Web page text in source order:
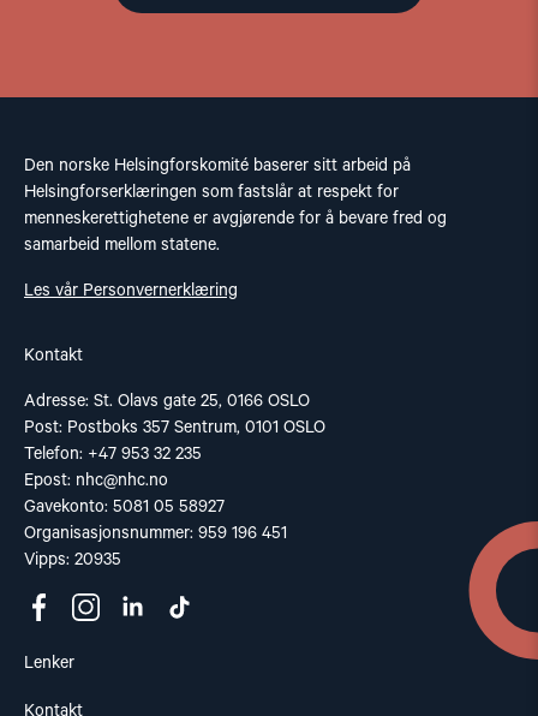
Den norske Helsingforskomité baserer sitt arbeid på
Helsingforserklæringen som fastslår at respekt for
menneskerettighetene er avgjørende for å bevare fred og
samarbeid mellom statene.
Les vår Personvernerklæring
Kontakt
Adresse: St. Olavs gate 25, 0166 OSLO
Post: Postboks 357 Sentrum, 0101 OSLO
Telefon: +47 953 32 235
Epost: nhc@nhc.no
Gavekonto: 5081 05 58927
Organisasjonsnummer: 959 196 451
Vipps: 20935
Lenker
Kontakt